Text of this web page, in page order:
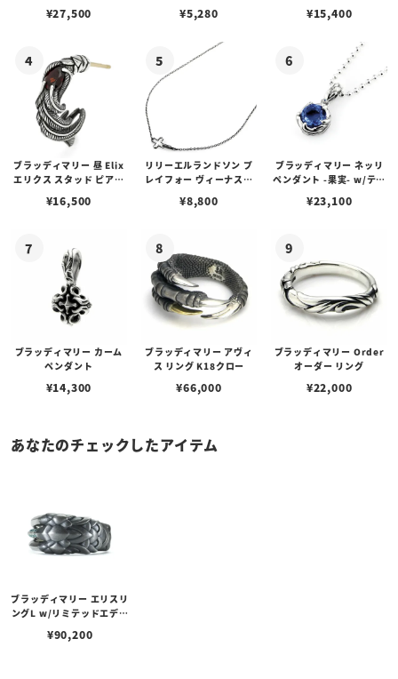
¥27,500 ¥5,280
ブスタークラスプ＆LTロ
¥15,400
ブラッディマリー 昼 Elix
エリクス スタッド ピアス
¥16,500
リリーエルランドソン プ
レイフォー ヴィーナスチ
¥8,800
ブラッディマリー ネッリ
ペンダント -果実- w/ティ
¥23,100
ブラッディマリー カーム
ペンダント
¥14,300
ブラッディマリー アヴィ
ス リング K18クロー
¥66,000
ブラッディマリー Order
オーダー リング
¥22,000
あなたのチェックしたアイテム
ブラッディマリー エリスリ
ングL w/リミテッドエディ
ドラインパヴェ
¥90,200